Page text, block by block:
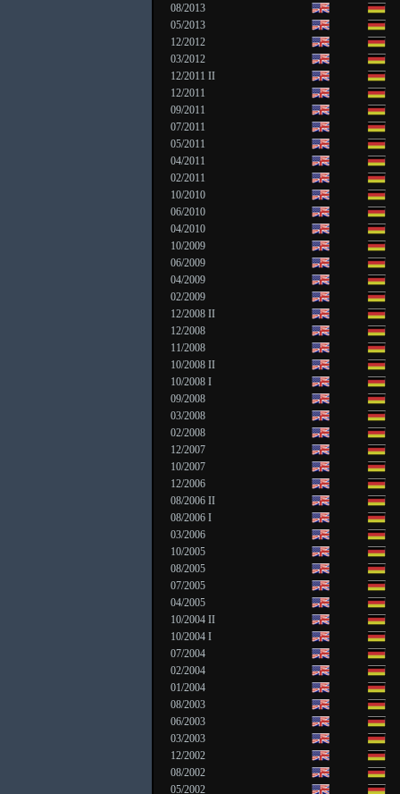
08/2013
05/2013
12/2012
03/2012
12/2011 II
12/2011
09/2011
07/2011
05/2011
04/2011
02/2011
10/2010
06/2010
04/2010
10/2009
06/2009
04/2009
02/2009
12/2008 II
12/2008
11/2008
10/2008 II
10/2008 I
09/2008
03/2008
02/2008
12/2007
10/2007
12/2006
08/2006 II
08/2006 I
03/2006
10/2005
08/2005
07/2005
04/2005
10/2004 II
10/2004 I
07/2004
02/2004
01/2004
08/2003
06/2003
03/2003
12/2002
08/2002
05/2002